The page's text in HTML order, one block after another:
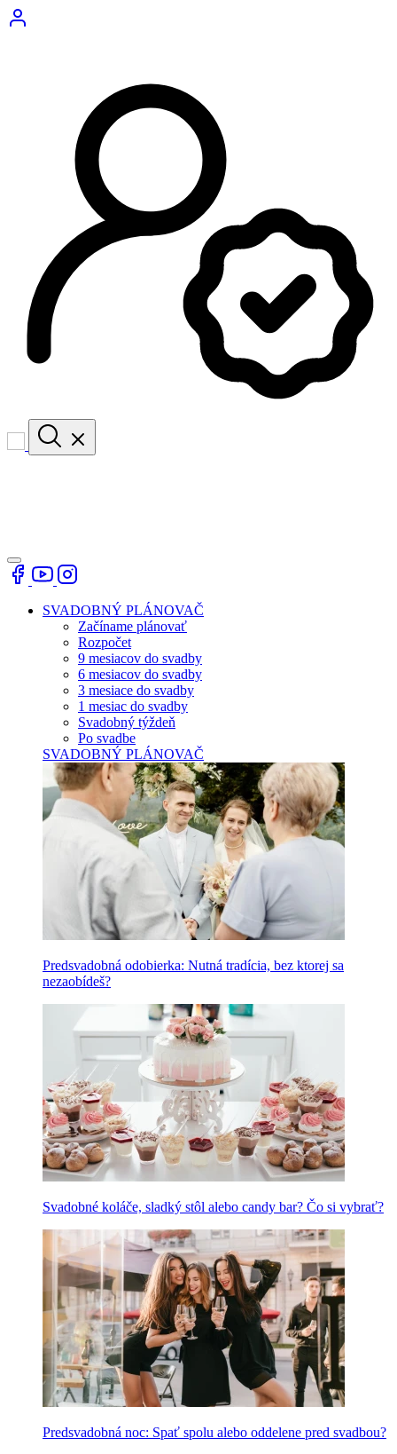
SVADOBNÝ PLÁNOVAČ
Začíname plánovať
Rozpočet
9 mesiacov do svadby
6 mesiacov do svadby
3 mesiace do svadby
1 mesiac do svadby
Svadobný týždeň
Po svadbe
SVADOBNÝ PLÁNOVAČ
Predsvadobná odobierka: Nutná tradícia, bez ktorej sa
nezaobídeš?
Svadobné koláče, sladký stôl alebo candy bar? Čo si vybrať?
Predsvadobná noc: Spať spolu alebo oddelene pred svadbou?